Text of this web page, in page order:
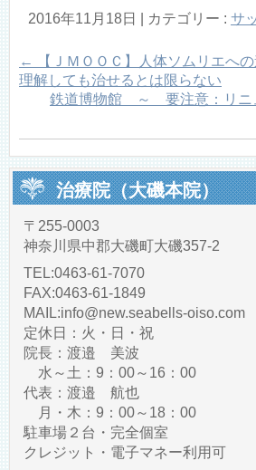
2016年11月18日 カテゴリー : サ
←
【ＪＭＯＯＣ】人体ソムリエ
理解しても治せるとは限らない
鉄道博物館 ～ 要注意：リニ
治療院（大磯本院）
〒255-0003
神奈川県中郡大磯町大磯357-2
TEL:0463-61-7070
FAX:0463-61-1849
MAIL:info@new.seabells-oiso.com
定休日：火・日・祝
院長：渡邉 美波
水～土：9：00～16：00
代表：渡邉 航也
月・木：9：00～18：00
駐車場２台・完全個室
クレジット・電子マネー利用可